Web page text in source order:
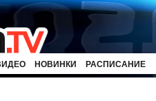
НОВИНКИ РАСПИСАНИЕ